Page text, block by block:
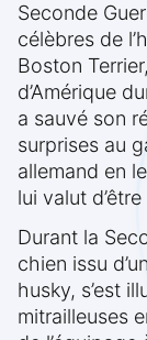
Seconde
célèbres de
Boston
d’Amérique
a sauvé son
surprises au
allemand en
lui valut
Durant la
chien issu
husky, s’est
mitrailleuses